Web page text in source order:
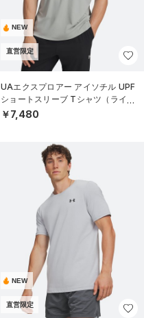
NEW
直営限定
UAエクスプロアー アイソチル UPF
ショートスリーブ Tシャツ（ライフ
スタイル/MEN）
￥7,480
NEW
直営限定